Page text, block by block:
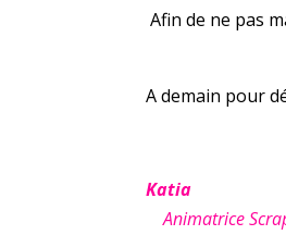
Afin de ne pas
A demain pour
Katia
Animatrice